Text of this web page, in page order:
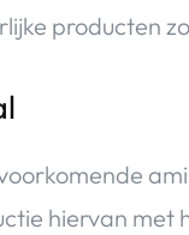
producten
hiervan met